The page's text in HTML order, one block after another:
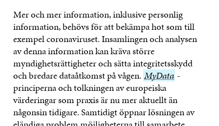
Mer och mer information, inklusive personlig
information, behövs för att bekämpa hot som till
exempel coronaviruset. Insamlingen och analysen
av denna information kan kräva större
myndighetsrättigheter och sätta integritetsskydd
och bredare dataåtkomst på vågen. MyData
MyData -
principerna och tolkningen av europeiska
värderingar som praxis är nu mer aktuellt än
någonsin tidigare. Samtidigt öppnar lösningen av